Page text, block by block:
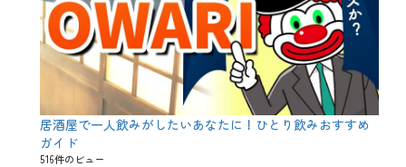
居酒屋で一人飲みがしたいあなたに！ひとり飲みおすすめ
ガイド
516件のビュー